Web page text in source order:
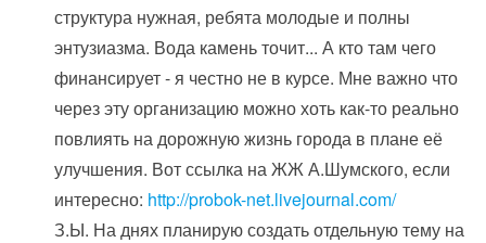
структура нужная, ребята молодые и полны
энтузиазма. Вода камень точит... А кто там чего
финансирует - я честно не в курсе. Мне важно что
через эту организацию можно хоть как-то реально
повлиять на дорожную жизнь города в плане её
улучшения. Вот ссылка на ЖЖ А.Шумского, если
интересно: http://probok-net.livejournal.com/
З.Ы. На днях планирую создать отдельную тему на